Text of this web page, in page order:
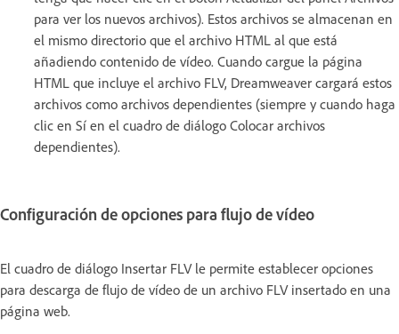
para ver los nuevos archivos). Estos archivos se almacenan en
el mismo directorio que el archivo HTML al que está
añadiendo contenido de vídeo. Cuando cargue la página
HTML que incluye el archivo FLV, Dreamweaver cargará estos
archivos como archivos dependientes (siempre y cuando haga
clic en Sí en el cuadro de diálogo Colocar archivos
dependientes).
Configuración de opciones para flujo de vídeo
El cuadro de diálogo Insertar FLV le permite establecer opciones
para descarga de flujo de vídeo de un archivo FLV insertado en una
página web.